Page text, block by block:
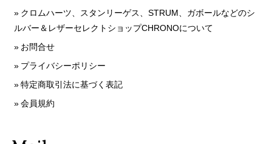
クロムハーツ、スタンリーゲス、STRUM、ガボールなどのシ
ルバー＆レザーセレクトショップCHRONOについて
お問合せ
プライバシーポリシー
特定商取引法に基づく表記
会員規約